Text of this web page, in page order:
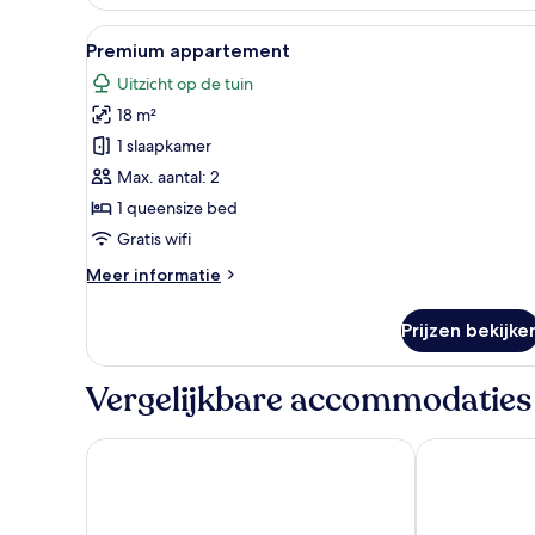
Alle
foto's
voor
Premium
appartement
laden
Een moderne slaapkamer
12
Premium appartement
Uitzicht op de tuin
18 m²
1 slaapkamer
Max. aantal: 2
1 queensize bed
Gratis wifi
Meer informatie
Meer
appartement
Prijzen
Vergelijkbare accommodaties
Laguna Hotel Saigon By